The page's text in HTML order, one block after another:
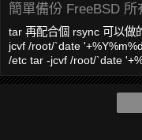
簡單備份 FreeBSD 所
tar 再配合個 rsync 可以做
jcvf /root/`date
/etc tar -jcvf /root/`date